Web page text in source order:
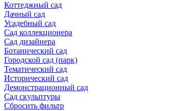
Коттеджный сад
Дачный сад
Усадебный сад
Сад коллекционера
Сад дизайнера
Ботанический сад
Городской сад (парк)
Тематический сад
Исторический сад
Демонстрационный сад
Сад скульптуры
Сбросить фильтр